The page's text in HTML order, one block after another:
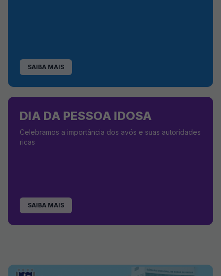
SAIBA MAIS
DIA DA PESSOA IDOSA
Celebramos a importância dos avós e suas autoridades
ricas
SAIBA MAIS